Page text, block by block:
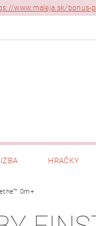
www.maleja.sk/bonus-
HRAČKY
0m+